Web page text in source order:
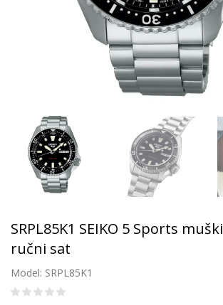
SRPL85K1 SEIKO 5 Sports muški
ručni sat
Model: SRPL85K1